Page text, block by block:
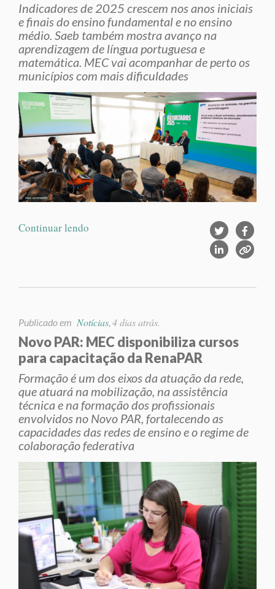
Indicadores de 2025 crescem nos anos iniciais
e finais do ensino fundamental e no ensino
médio. Saeb também mostra avanço na
aprendizagem de língua portuguesa e
matemática. MEC vai acompanhar de perto os
municípios com mais dificuldades
Continuar lendo
Publicado em Notícias 4 dias atrás.
Novo PAR: MEC disponibiliza cursos
para capacitação da RenaPAR
Formação é um dos eixos da atuação da rede,
que atuará na mobilização, na assistência
técnica e na formação dos profissionais
envolvidos no Novo PAR, fortalecendo as
capacidades das redes de ensino e o regime de
colaboração federativa